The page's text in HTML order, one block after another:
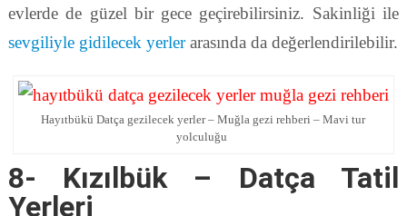
evlerde de güzel bir gece geçirebilirsiniz. Sakinliği ile
sevgiliyle gidilecek yerlerarasında da değerlendirilebilir.
Hayıtbükü Datça gezilecek yerler – Muğla gezi rehberi – Mavi tur
yolculuğu
8- Kızılbük – Datça Tatil
Yerleri